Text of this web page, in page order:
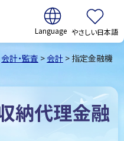
翻訳:
やさしい日本語
会計・監査 > 会計 > 指定金融機
納代理金融